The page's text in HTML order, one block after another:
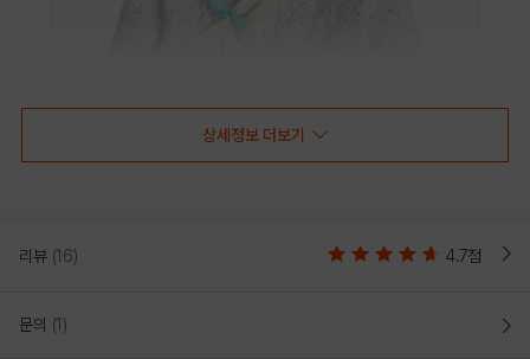
상세정보 더보기
리뷰 (16) 4.7점
문의 (1)